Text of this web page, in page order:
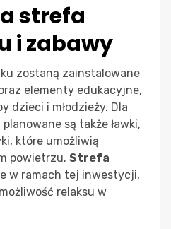
strefa
i zabawy
zostaną zainstalowane
elementy edukacyjne,
dzieci i młodzieży. Dla
są także ławki,
które umożliwią
powietrzu. Strefa
w ramach tej inwestycji,
relaksu w